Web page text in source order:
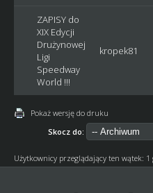
ZAPISY do
XIX Edycji
Drużynowej
Ligi
Speedway
World !!!
kropek81
Pokaż wersję do druku
Skocz do:
Użytkownicy przeglądający ten wątek: 1